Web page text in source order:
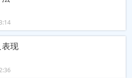
现